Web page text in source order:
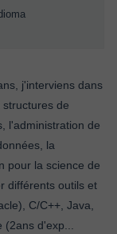
j'interviens dans
de
l'administration de
la
pour la science de
différents outils et
C/C++, Java,
(2ans d'exp